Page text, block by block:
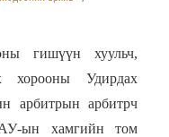
гишүүн хуульч,
хорооны Удирдах
арбитрынарбитрч
ын хамгийн том